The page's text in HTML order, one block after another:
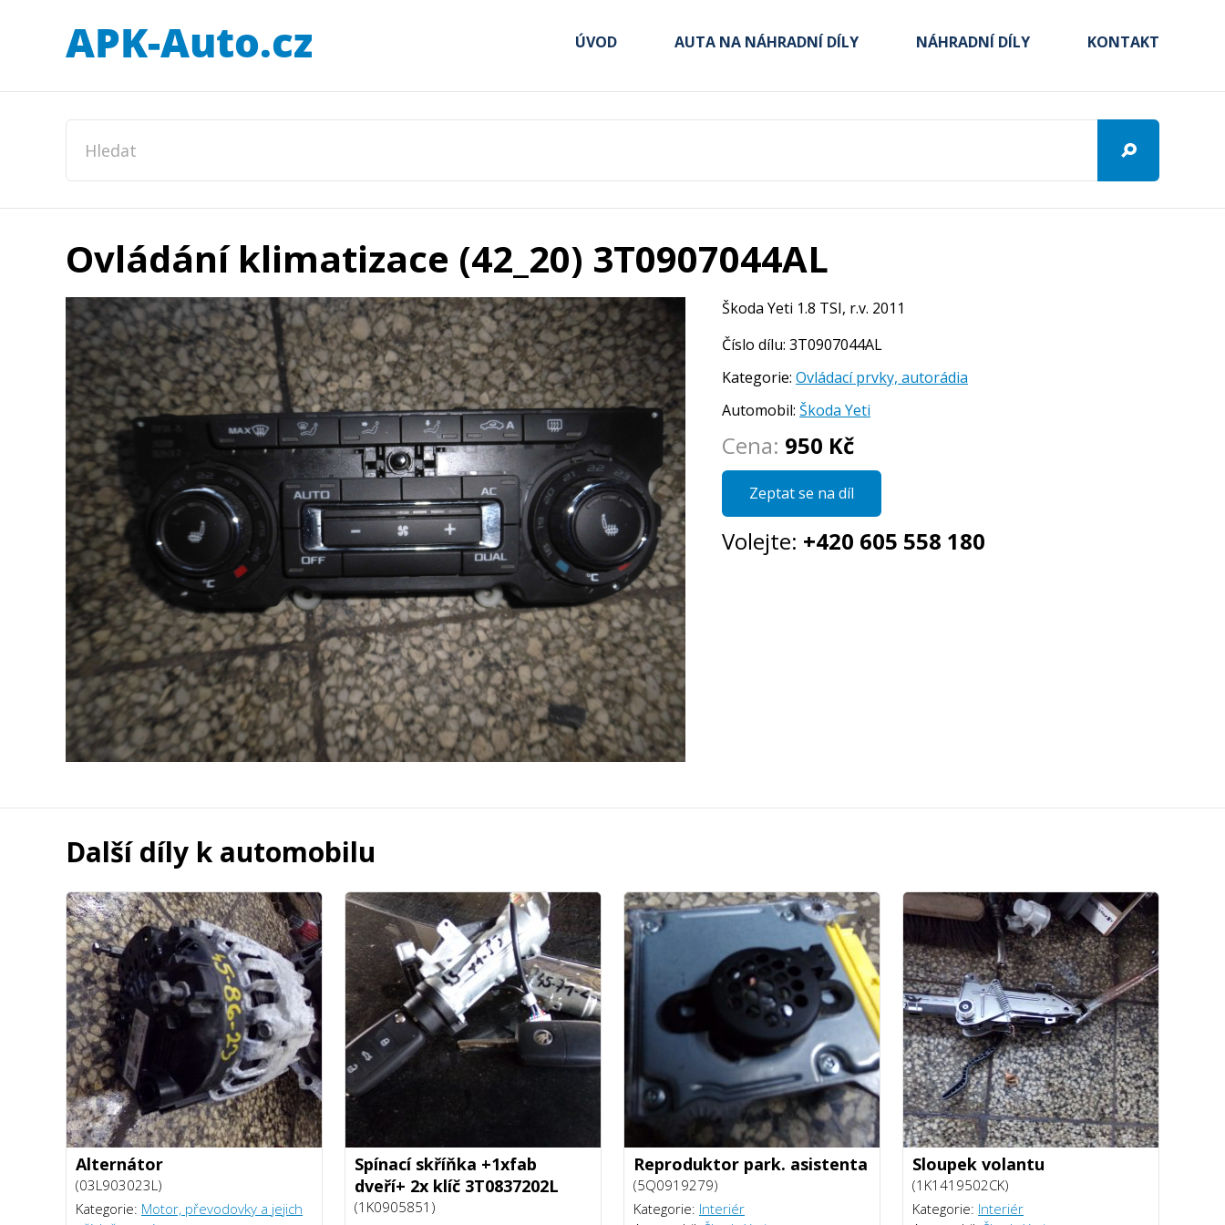
ÚVOD AUTA NA NÁHRADNÍ DÍLY NÁHRADNÍ DÍLY KONTAKT
Ovládání klimatizace (42_20) 3T0907044AL
Škoda Yeti 1.8 TSI, r.v. 2011
Číslo dílu: 3T0907044AL
Kategorie: Ovládací prvky, autorádia
Automobil: Škoda Yeti
Cena: 950 Kč
Zeptat se na díl
Volejte: +420 605 558 180
Další díly k automobilu
Alternátor
(03L903023L)
Kategorie: Motor, převodovky a jejich
Spínací skříňka +1xfab
dveří+ 2x klíč 3T0837202L
(1K0905851)
Reproduktor park. asistenta
(5Q0919279)
Kategorie: Interiér
Sloupek volantu
(1K1419502CK)
Kategorie: Interiér